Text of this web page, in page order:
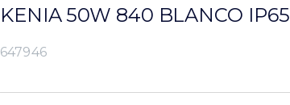
KENIA 50W 840 BLANCO IP65
647946